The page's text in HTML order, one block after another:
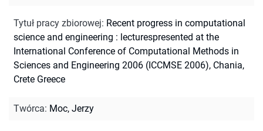
Tytuł pracy zbiorowej: Recent progress in computational
science and engineering : lecturespresented at the
International Conference of Computational Methods in
Sciences and Engineering 2006 (ICCMSE 2006), Chania,
Crete Greece
Twórca: Moc, Jerzy